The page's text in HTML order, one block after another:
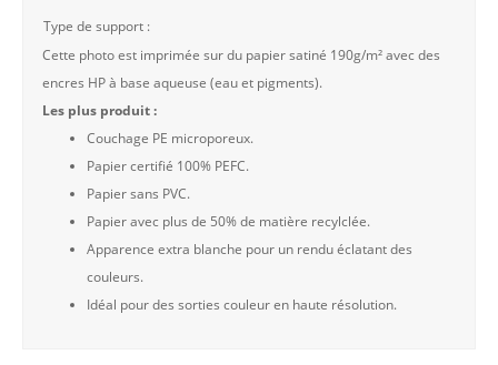
Type de support :
Cette photo est imprimée sur du papier satiné 190g/m² avec des
encres HP à base aqueuse (eau et pigments).
Les plus produit :
Couchage PE microporeux.
Papier certifié 100% PEFC.
Papier sans PVC.
Papier avec plus de 50% de matière recylclée.
Apparence extra blanche pour un rendu éclatant des
couleurs.
Idéal pour des sorties couleur en haute résolution.